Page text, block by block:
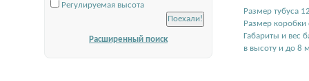
Регулируемая высота
Расширенный поиск
Размер тубуса
Размер коробки
Габариты и вес
в высоту и до 8